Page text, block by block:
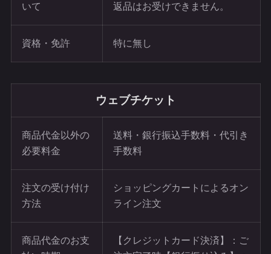
いて
返品はお受けできません。
資格・免許 特に無し
ウェブチケット
商品代金以外の
必要料金
送料・銀行振込手数料・代引き
手数料
注文の受け付け
方法
ショッピングカートによるオン
ライン注文
商品代金のお支
【クレジットカード決済】：ご